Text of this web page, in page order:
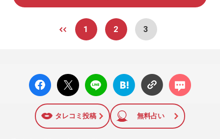
1 2 3
facebo
ok い
X ポス
ト
LINE
はてな
ブック
に追加
コメン
ト
タレコミ投稿 無料占い